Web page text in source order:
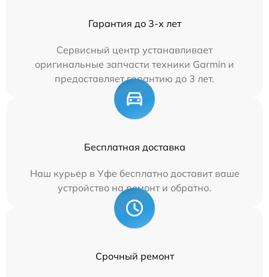
Гарантия до 3-х лет
Сервисный центр устанавливает
оригинальные запчасти техники Garmin и
предоставляет гарантию до 3 лет.
Бесплатная доставка
Наш курьер в Уфе бесплатно доставит ваше
устройство на ремонт и обратно.
Срочный ремонт